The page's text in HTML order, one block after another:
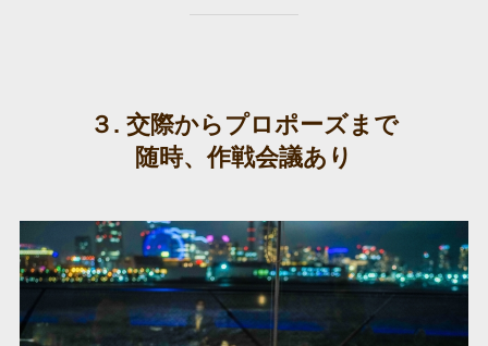
３. 交際からプロポーズまで
随時、作戦会議あり